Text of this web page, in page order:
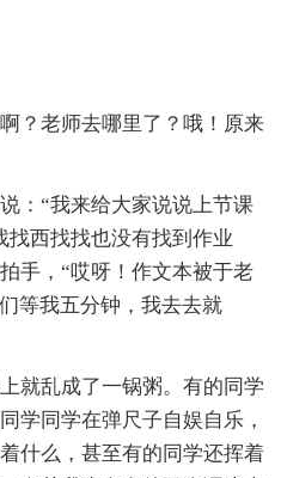
？老师去哪里了？哦！原来
：“我来给大家说说上节课
找西找找也没有找到作业
手，“哎呀！作文本被于老
等我五分钟，我去去就
就乱成了一锅粥。有的同学
学同学在弹尺子自娱自乐，
什么，甚至有的同学还挥着